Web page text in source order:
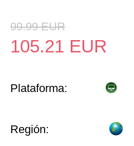
99.99 EUR
105.21 EUR
Plataforma:
Región: